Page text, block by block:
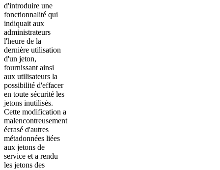
d'introduire une
fonctionnalité qui
indiquait aux
administrateurs
l'heure de la
dernière utilisation
d'un jeton,
fournissant ainsi
aux utilisateurs la
possibilité d'effacer
en toute sécurité les
jetons inutilisés.
Cette modification a
malencontreusement
écrasé d'autres
métadonnées liées
aux jetons de
service et a rendu
les jetons des